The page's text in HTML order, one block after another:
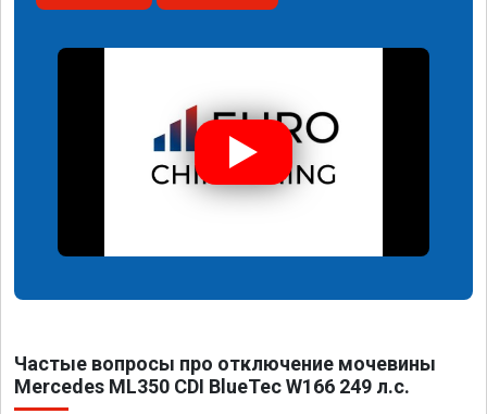
Частые вопросы про отключение мочевины
Mercedes ML350 CDI BlueTec W166 249 л.с.